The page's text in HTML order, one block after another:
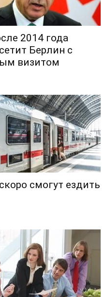
2014 года
Берлин с
визитом
смогут ездить